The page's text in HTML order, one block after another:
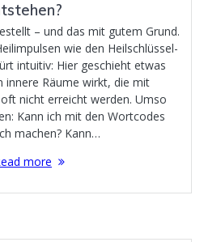
– und das mit gutem Grund.
wie den Heilschlüssel-
intuitiv: Hier geschieht etwas
innere Räume wirkt, die mit
nicht erreicht werden. Umso
Kann ich mit den Wortcodes
machen? Kann…
more